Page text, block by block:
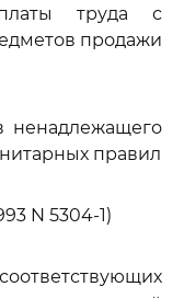
труда с
продажи
ненадлежащего
правил
N 5304-1)